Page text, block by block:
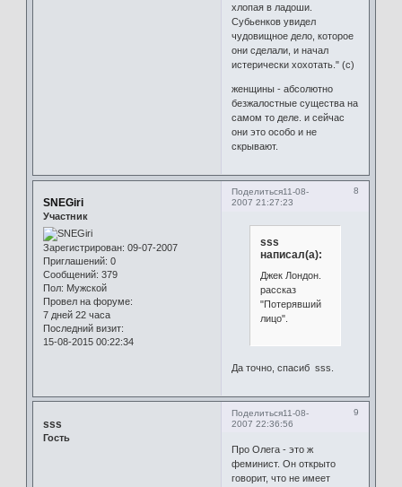
хлопая в ладоши.
Субьенков увидел
чудовищное дело, которое
они сделали, и начал
истерически хохотать." (c)
женщины - абсолютно
безжалостные существа на
самом то деле. и сейчас
они это особо и не
скрывают.
Поделиться 8
11-08-
2007 21:27:23
SNEGiri
Участник
Зарегистрирован: 09-07-2007
Приглашений: 0
Сообщений: 379
Пол: Мужской
Провел на форуме:
7 дней 22 часа
Последний визит:
15-08-2015 00:22:34
sss
написал(а):
Джек Лондон.
рассказ
"Потерявший
лицо".
Да точно, спасиб sss.
Поделиться 9
11-08-
2007 22:36:56
sss
Гость
Про Олега - это ж
феминист. Он открыто
говорит, что не имеет